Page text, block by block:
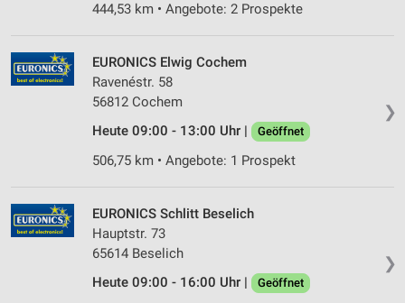
444,53 km • Angebote: 2 Prospekte
❯
EURONICS Elwig Cochem
Ravenéstr. 58
56812 Cochem
Heute 09:00 - 13:00 Uhr |
Geöffnet
506,75 km • Angebote: 1 Prospekt
❯
EURONICS Schlitt Beselich
Hauptstr. 73
65614 Beselich
Heute 09:00 - 16:00 Uhr |
Geöffnet
Speichern von oder Zugriff auf Informationen
Verwendung reduzierter Daten zur Auswahl von
Werbeanzeigen
Verwendung von Profilen zur Auswahl
Erstellung von Profilen zur Personalisierung
von Inhalten
Verwendung von Profilen zur Auswahl
personalisierter Inhalte